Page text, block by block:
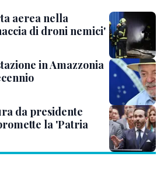
aerea nella
di droni nemici'
in Amazzonia
da presidente
la 'Patria